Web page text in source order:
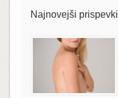
Najnovejši prispevki